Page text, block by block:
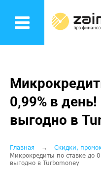
основному
0,99% в
выгодно в
Строка
навигации
Главная
Скидки,
Микрокредиты по ставке до
выгодно в Turbomoney